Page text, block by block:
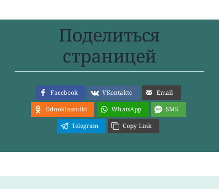
Поделиться
страницей
Facebook VKontakte
Email
Odnoklassniki
WhatsApp
SMS
Telegram
Copy Link